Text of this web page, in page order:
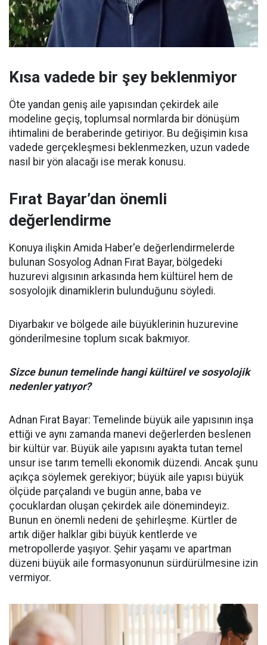
Kısa vadede bir şey beklenmiyor
Öte yandan geniş aile yapısından çekirdek aile
modeline geçiş, toplumsal normlarda bir dönüşüm
ihtimalini de beraberinde getiriyor. Bu değişimin kısa
vadede gerçekleşmesi beklenmezken, uzun vadede
nasıl bir yön alacağı ise merak konusu.
Fırat Bayar’dan önemli
değerlendirme
Konuya ilişkin Amida Haber'e değerlendirmelerde
bulunan Sosyolog Adnan Fırat Bayar, bölgedeki
huzurevi algısının arkasında hem kültürel hem de
sosyolojik dinamiklerin bulunduğunu söyledi.
Diyarbakır ve bölgede aile büyüklerinin huzurevine
gönderilmesine toplum sıcak bakmıyor.
Sizce bunun temelinde hangi kültürel ve sosyolojik
nedenler yatıyor?
Adnan Fırat Bayar: Temelinde büyük aile yapısının inşa
ettiği ve aynı zamanda manevi değerlerden beslenen
bir kültür var. Büyük aile yapısını ayakta tutan temel
unsur ise tarım temelli ekonomik düzendi. Ancak şunu
açıkça söylemek gerekiyor; büyük aile yapısı büyük
ölçüde parçalandı ve bugün anne, baba ve
çocuklardan oluşan çekirdek aile dönemindeyiz.
Bunun en önemli nedeni de şehirleşme. Kürtler de
artık diğer halklar gibi büyük kentlerde ve
metropollerde yaşıyor. Şehir yaşamı ve apartman
düzeni büyük aile formasyonunun sürdürülmesine izin
vermiyor.